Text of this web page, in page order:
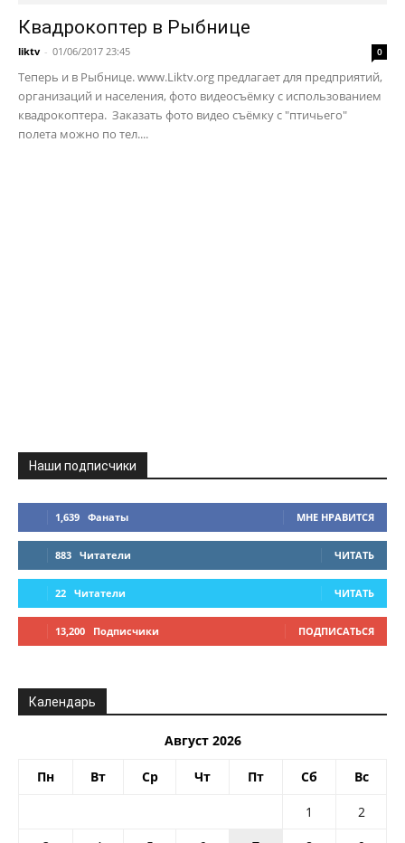
Квадрокоптер в Рыбнице
liktv - 01/06/2017 23:45 0
Теперь и в Рыбнице. www.Liktv.org предлагает для предприятий,
организаций и населения, фото видеосъёмку с использованием
квадрокоптера. Заказать фото видео съёмку с "птичьего"
полета можно по тел....
Наши подписчики
1,639 Фанаты МНЕ НРАВИТСЯ
883 Читатели ЧИТАТЬ
22 Читатели ЧИТАТЬ
13,200 Подписчики ПОДПИСАТЬСЯ
Календарь
Август 2026
Пн Вт Ср Чт Пт Сб Вс
1
2